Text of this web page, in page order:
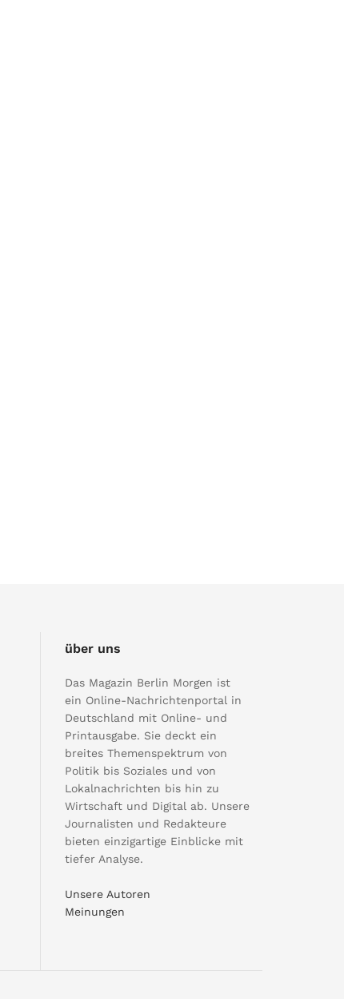
über uns
Das Magazin Berlin Morgen ist
ein Online-Nachrichtenportal in
Deutschland mit Online- und
Printausgabe. Sie deckt ein
breites Themenspektrum von
Politik bis Soziales und von
Lokalnachrichten bis hin zu
Wirtschaft und Digital ab. Unsere
Journalisten und Redakteure
bieten einzigartige Einblicke mit
tiefer Analyse.
Unsere Autoren
Meinungen